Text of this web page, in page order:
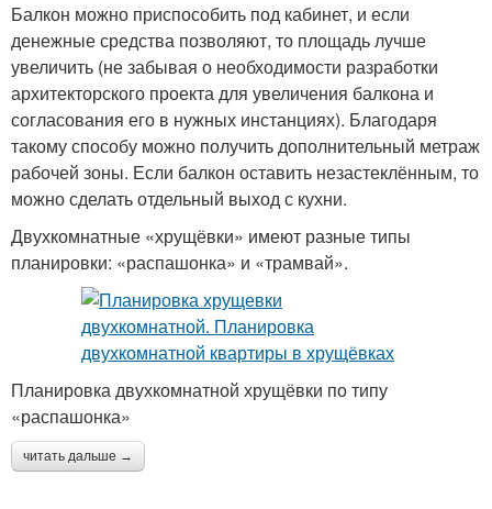
Балкон можно приспособить под кабинет, и если
денежные средства позволяют, то площадь лучше
увеличить (не забывая о необходимости разработки
архитекторского проекта для увеличения балкона и
согласования его в нужных инстанциях). Благодаря
такому способу можно получить дополнительный метраж
рабочей зоны. Если балкон оставить незастеклённым, то
можно сделать отдельный выход с кухни.
Двухкомнатные «хрущёвки» имеют разные типы
планировки: «распашонка» и «трамвай».
Планировка двухкомнатной хрущёвки по типу
«распашонка»
читать дальше →